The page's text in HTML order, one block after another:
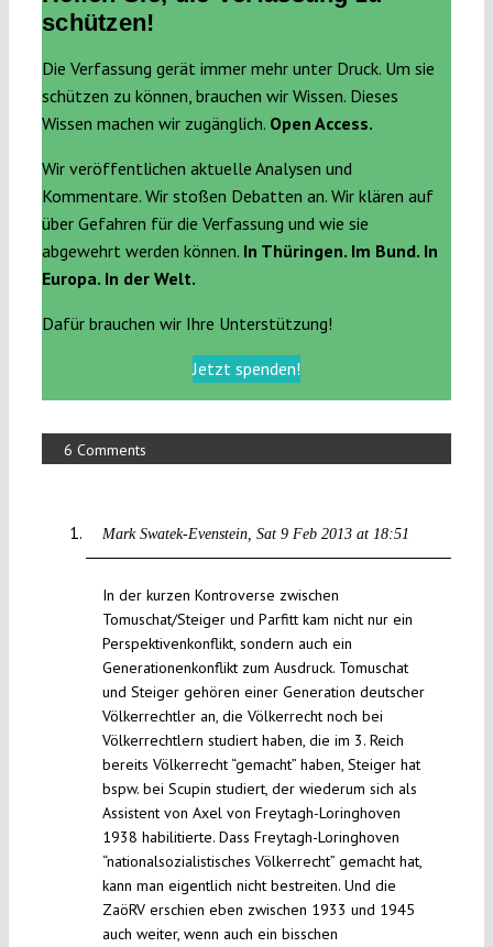
schützen!
Die Verfassung gerät immer mehr unter Druck. Um sie
schützen zu können, brauchen wir Wissen. Dieses
Wissen machen wir zugänglich. Open Access.
Wir veröffentlichen aktuelle Analysen und
Kommentare. Wir stoßen Debatten an. Wir klären auf
über Gefahren für die Verfassung und wie sie
abgewehrt werden können. In Thüringen. Im Bund. In
Europa. In der Welt.
Dafür brauchen wir Ihre Unterstützung!
Jetzt spenden!
6 Comments
Mark Swatek-Evenstein Sat 9 Feb 2013 at 18:51
In der kurzen Kontroverse zwischen
Tomuschat/Steiger und Parfitt kam nicht nur ein
Perspektivenkonflikt, sondern auch ein
Generationenkonflikt zum Ausdruck. Tomuschat
und Steiger gehören einer Generation deutscher
Völkerrechtler an, die Völkerrecht noch bei
Völkerrechtlern studiert haben, die im 3. Reich
bereits Völkerrecht “gemacht” haben, Steiger hat
bspw. bei Scupin studiert, der wiederum sich als
Assistent von Axel von Freytagh-Loringhoven
1938 habilitierte. Dass Freytagh-Loringhoven
“nationalsozialistisches Völkerrecht” gemacht hat,
kann man eigentlich nicht bestreiten. Und die
ZaöRV erschien eben zwischen 1933 und 1945
auch weiter, wenn auch ein bisschen